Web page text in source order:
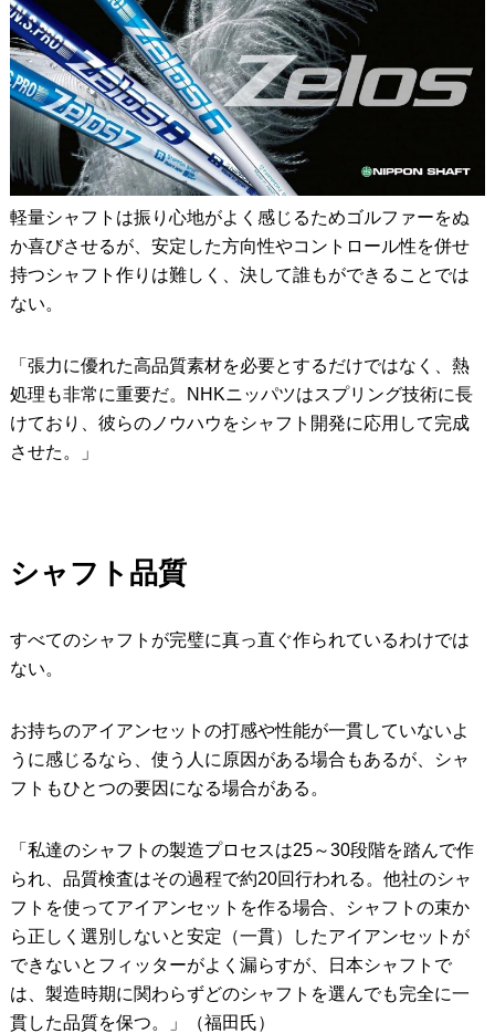
軽量シャフトは振り心地がよく感じるためゴルファーをぬ
か喜びさせるが、安定した方向性やコントロール性を併せ
持つシャフト作りは難しく、決して誰もができることでは
ない。
「張力に優れた高品質素材を必要とするだけではなく、熱
処理も非常に重要だ。NHKニッパツはスプリング技術に長
けており、彼らのノウハウをシャフト開発に応用して完成
させた。」
シャフト品質
すべてのシャフトが完璧に真っ直ぐ作られているわけでは
ない。
お持ちのアイアンセットの打感や性能が一貫していないよ
うに感じるなら、使う人に原因がある場合もあるが、シャ
フトもひとつの要因になる場合がある。
「私達のシャフトの製造プロセスは25～30段階を踏んで作
られ、品質検査はその過程で約20回行われる。他社のシャ
フトを使ってアイアンセットを作る場合、シャフトの束か
ら正しく選別しないと安定（一貫）したアイアンセットが
できないとフィッターがよく漏らすが、日本シャフトで
は、製造時期に関わらずどのシャフトを選んでも完全に一
貫した品質を保つ。」（福田氏）